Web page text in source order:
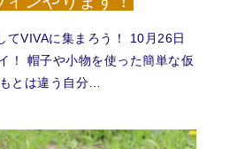
てVIVAに集まろう！ 10月26日
！ 帽子や小物を使った簡単な仮
とは違う自分…